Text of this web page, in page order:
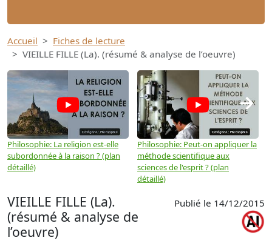
Accueil
Fiches de lecture
VIEILLE FILLE (La). (résumé & analyse de l’oeuvre)
Philosophie: La religion est-elle
subordonnée à la raison ? (plan
détaillé)
Philosophie: Peut-on appliquer la
méthode scientifique aux
sciences de l'esprit ? (plan
détaillé)
→
VIEILLE FILLE (La).
(résumé & analyse de
l’oeuvre)
Publié le 14/12/2015